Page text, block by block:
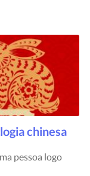
chinesa
pessoa logo